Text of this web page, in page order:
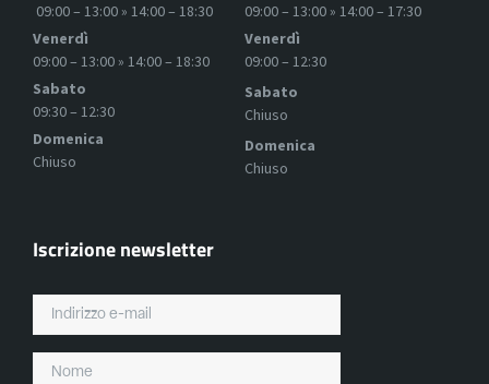
09:00 – 13:00 » 14:00 – 18:30
Venerdì
09:00 – 13:00 » 14:00 – 18:30
Sabato
09:30 – 12:30
Domenica
Chiuso
09:00 – 13:00 » 14:00 – 17:30
Venerdì
09:00 – 12:30
Sabato
Chiuso
Domenica
Chiuso
Iscrizione newsletter